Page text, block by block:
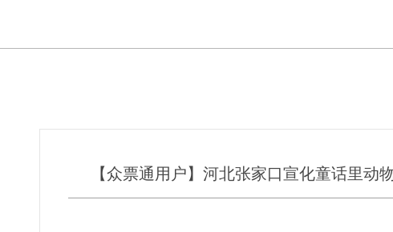
【众票通用户】河北张家口宣化童话里动